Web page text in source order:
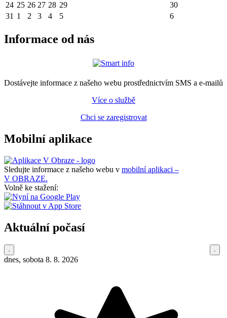
24 25 26 27 28 29
30
31 1 2 3 4 5 6
Informace od nás
Dostávejte informace z našeho webu prostřednictvím SMS a e-mailů
Více o službě
Chci se zaregistrovat
Mobilní aplikace
Sledujte informace z našeho webu v mobilní aplikaci –
V OBRAZE.
Volně ke stažení:
Aktuální počasí
dnes, sobota 8. 8. 2026